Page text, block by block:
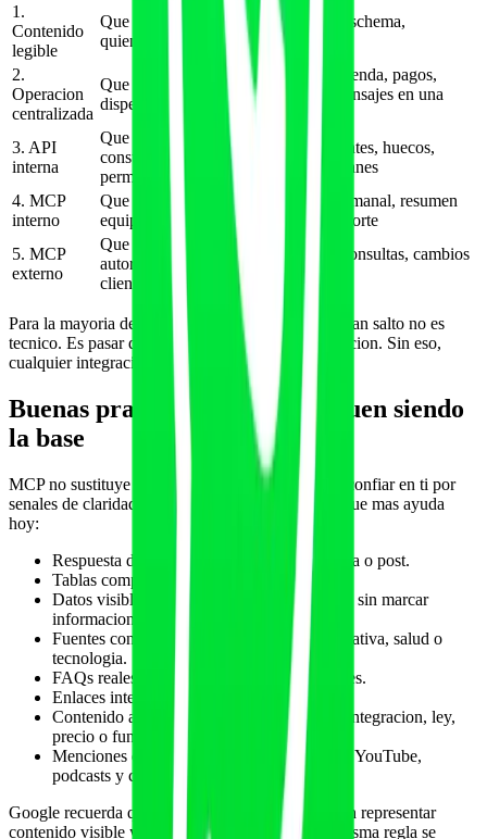
1.
Contenido
legible
Que la IA entienda
quien eres
Web, blog, schema,
/llms.txt
2.
Operacion
centralizada
Que los datos no esten
dispersos
Clientes, agenda, pagos,
planes y mensajes en una
3. API
interna
Que el sistema pueda
consultar datos con
permisos
Buscar clientes, huecos,
reservas, planes
4. MCP
interno
Que un copiloto del
equipo ayude a operar
Revision semanal, resumen
de lead, soporte
5. MCP
externo
Que apps de IA
autorizadas actuen para
clientes
Reservas, consultas, cambios
simples
Para la mayoria de gimnasios y entrenadores, el gran salto no es
tecnico. Es pasar del nivel 1 al 2: ordenar la operacion. Sin eso,
cualquier integracion avanzada multiplica errores.
Buenas practicas GEO que siguen siendo
la base
MCP no sustituye al contenido. Una IA decide si confiar en ti por
senales de claridad, consistencia y autoridad. Lo que mas ayuda
hoy:
Respuesta directa al principio de cada pagina o post.
Tablas comparativas faciles de extraer.
Datos visibles que coincidan con el schema, sin marcar
informacion oculta.
Fuentes consultadas cuando hablas de normativa, salud o
tecnologia.
FAQs reales basadas en preguntas de clientes.
Enlaces internos entre temas relacionados.
Contenido actualizado cuando cambia una integracion, ley,
precio o funcionalidad.
Menciones externas en directorios, reviews, YouTube,
podcasts y comunidades.
Google recuerda que los datos estructurados deben representar
contenido visible y no engañoso. Para GEO, la misma regla se